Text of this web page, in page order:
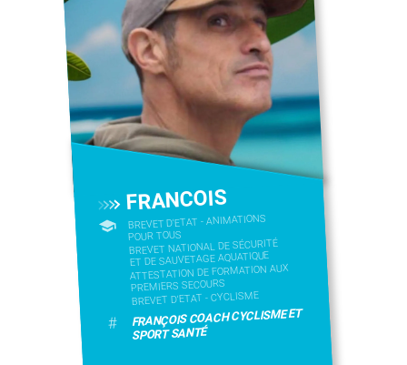
FRANCOIS
BREVET D'ETAT - ANIMATIONS
POUR TOUS
BREVET NATIONAL DE SÉCURITÉ
ET DE SAUVETAGE AQUATIQUE
ATTESTATION DE FORMATION AUX
PREMIERS SECOURS
BREVET D'ETAT - CYCLISME
# FRANÇOIS COACH CYCLISME ET
SPORT SANTÉ